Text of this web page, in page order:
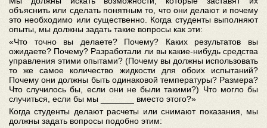
объяснить или сделать понятным то, что они делают и почему
это необходимо или существенно. Когда студенты выполняют
опыты, мы должны задать такие вопросы как эти:
«Что точно вы делаете? Почему? Каких результатов вы
ожидаете? Почему? Разработали ли вы какие-нибудь средства
управления этими опытами? (Почему вы должны использовать
то же самое количество жидкости для обоих испытаний?
Почему они должны быть одинаковой температуры? Размера?
Что случилось бы, если они не были такими?) Что могло бы
случиться, если бы мы _______ вместо этого?»
Когда студенты делают расчеты или снимают показания, мы
должны задать вопросы подобно этим: